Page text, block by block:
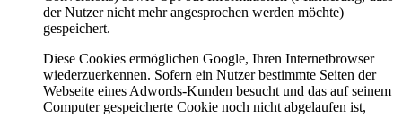
der Nutzer nicht mehr angesprochen werden möchte)
gespeichert.
Diese Cookies ermöglichen Google, Ihren Internetbrowser
wiederzuerkennen. Sofern ein Nutzer bestimmte Seiten der
Webseite eines Adwords-Kunden besucht und das auf seinem
Computer gespeicherte Cookie noch nicht abgelaufen ist,